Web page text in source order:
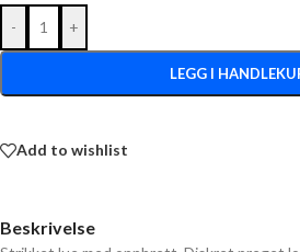
- +
LEGG I
Add to wishlist
Beskrivelse